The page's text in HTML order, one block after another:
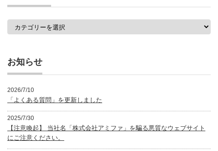
覧
カ
お知らせ
2026/7/10
「よくある質問」を更新しました
2025/7/30
【注意喚起】 当社名「株式会社アミファ」を騙る悪質なウェブサイト
にご注意ください。